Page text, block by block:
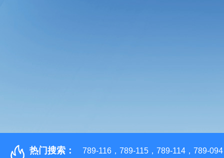
热门搜索： 789-116，789-115，789-114，789-